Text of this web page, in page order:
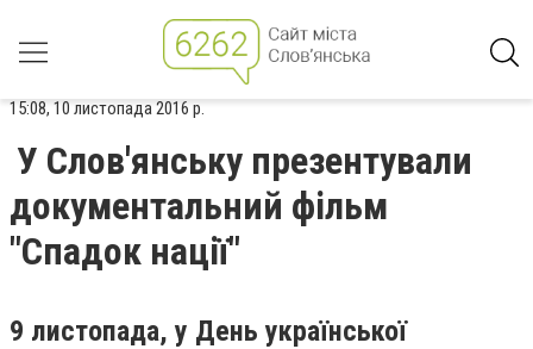
15:08, 10 листопада 2016 р.
У Слов'янську презентували
документальний фільм
"Спадок нації"
9 листопада, у День української